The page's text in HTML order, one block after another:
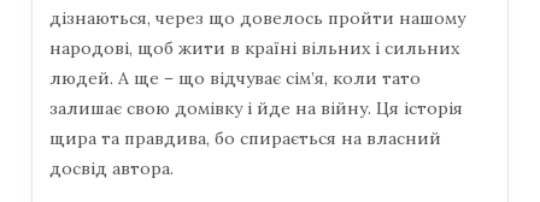
дізнаються, через що довелось пройти нашому
народові, щоб жити в країні вільних і сильних
людей. А ще – що відчуває сім’я, коли тато
залишає свою домівку і йде на війну. Ця історія
щира та правдива, бо спирається на власний
досвід автора.